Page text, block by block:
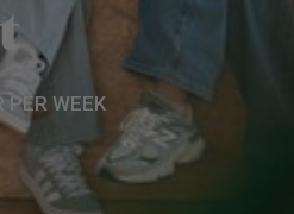
PER WEEK